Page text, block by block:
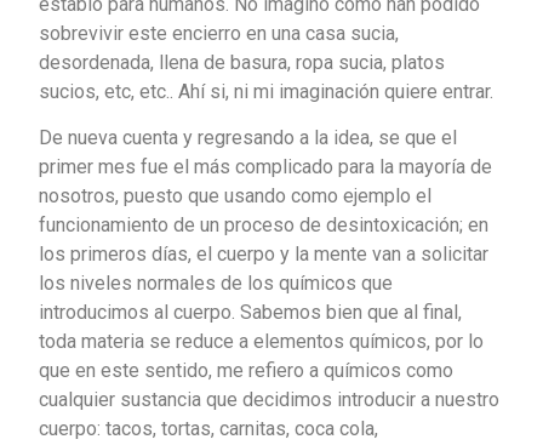
sobrevivir este encierro en una casa sucia,
desordenada, llena de basura, ropa sucia, platos
sucios, etc, etc.. Ahí si, ni mi imaginación quiere entrar.
De nueva cuenta y regresando a la idea, se que el
primer mes fue el más complicado para la mayoría de
nosotros, puesto que usando como ejemplo el
funcionamiento de un proceso de desintoxicación; en
los primeros días, el cuerpo y la mente van a solicitar
los niveles normales de los químicos que
introducimos al cuerpo. Sabemos bien que al final,
toda materia se reduce a elementos químicos, por lo
que en este sentido, me refiero a químicos como
cualquier sustancia que decidimos introducir a nuestro
cuerpo: tacos, tortas, carnitas, coca cola,